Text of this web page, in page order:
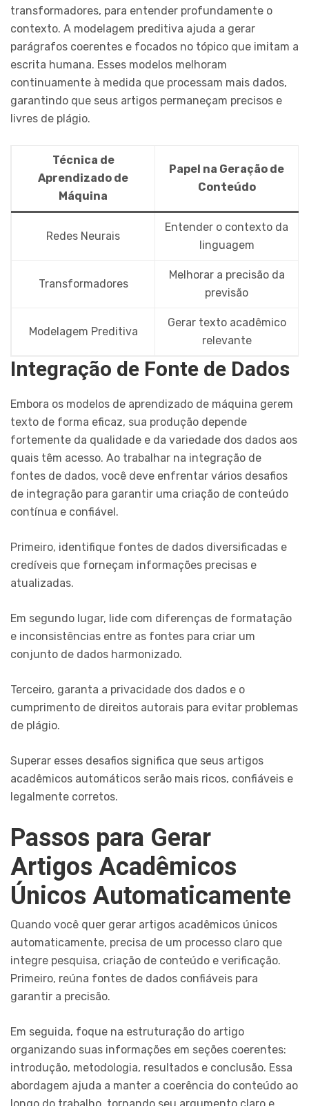
transformadores, para entender profundamente o
contexto. A modelagem preditiva ajuda a gerar
parágrafos coerentes e focados no tópico que imitam a
escrita humana. Esses modelos melhoram
continuamente à medida que processam mais dados,
garantindo que seus artigos permaneçam precisos e
livres de plágio.
Técnica de
Aprendizado de
Máquina
Papel na Geração de
Conteúdo
Redes Neurais
Entender o contexto da
linguagem
Transformadores
Melhorar a precisão da
previsão
Modelagem Preditiva
Gerar texto acadêmico
relevante
Integração de Fonte de Dados
Embora os modelos de aprendizado de máquina gerem
texto de forma eficaz, sua produção depende
fortemente da qualidade e da variedade dos dados aos
quais têm acesso. Ao trabalhar na integração de
fontes de dados, você deve enfrentar vários desafios
de integração para garantir uma criação de conteúdo
contínua e confiável.
Primeiro, identifique fontes de dados diversificadas e
credíveis que forneçam informações precisas e
atualizadas.
Em segundo lugar, lide com diferenças de formatação
e inconsistências entre as fontes para criar um
conjunto de dados harmonizado.
Terceiro, garanta a privacidade dos dados e o
cumprimento de direitos autorais para evitar problemas
de plágio.
Superar esses desafios significa que seus artigos
acadêmicos automáticos serão mais ricos, confiáveis e
legalmente corretos.
Passos para Gerar
Artigos Acadêmicos
Únicos Automaticamente
Quando você quer gerar artigos acadêmicos únicos
automaticamente, precisa de um processo claro que
integre pesquisa, criação de conteúdo e verificação.
Primeiro, reúna fontes de dados confiáveis para
garantir a precisão.
Em seguida, foque na estruturação do artigo
organizando suas informações em seções coerentes:
introdução, metodologia, resultados e conclusão. Essa
abordagem ajuda a manter a coerência do conteúdo ao
longo do trabalho, tornando seu argumento claro e